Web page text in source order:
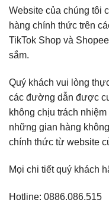
Website của chúng tôi
hàng chính thức trên
TikTok Shop và
sắm.
Quý khách vui lòng
các đường dẫn được
không chịu trách
những gian hàng
chính thức từ website
Mọi chi tiết quý khách
Hotline: 0886.086.515